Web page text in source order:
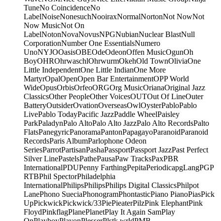
TuneNo CoincidenceNo
LabelNoiseNonesuchNooiraxNormalNortonNot NowNot
Now MusicNot On
LabelNotonNovaNovusNPGNubianNuclear BlastNull
CorporationNumber One EssentialsNumero
UnoNYJOOasisOBEOdeOdeonOffen MusicOgunOh
BoyOHROhrwaschlOhrwurmOkehOld TownOliviaOne
Little IndependentOne Little IndianOne More
MartyrOpalOpenOpen Bar EntertainmentOPP World
WideOpusOrbisOrfeoORGOrg MusicOrianaOriginal Jazz
ClassicsOther PeopleOther VoicesOUTOut Of LineOuter
BatteryOutsiderOvationOverseasOwlOysterPabloPablo
LivePablo TodayPacific JazzPaddle WheelPaisley
ParkPaladynPalo AltoPalo Alto JazzPalo Alto RecordsPalto
FlatsPanegyricPanoramaPantonPapagayoParanoidParanoid
RecordsParis AlbumParlophone Odeon
SeriesParrotPartisanPashaPassportPassport JazzPast Perfect
Silver LinePastelsPathePausaPaw TracksPaxPBR
InternationalPDUPenny FarthingPepitaPeriodicapgLangPGP
RTBPhil SpectorPhiladelphia
InternationalPhilipsPhilipsPhilips Digital ClassicsPhilpot
LanePhono SueciaPhonogramPhontasticPiano PianoPiasPick
UpPickwickPickwick/33PiePieaterPilzPink ElephantPink
FloydPinkflagPlanePlanetPlay It Again SamPlay